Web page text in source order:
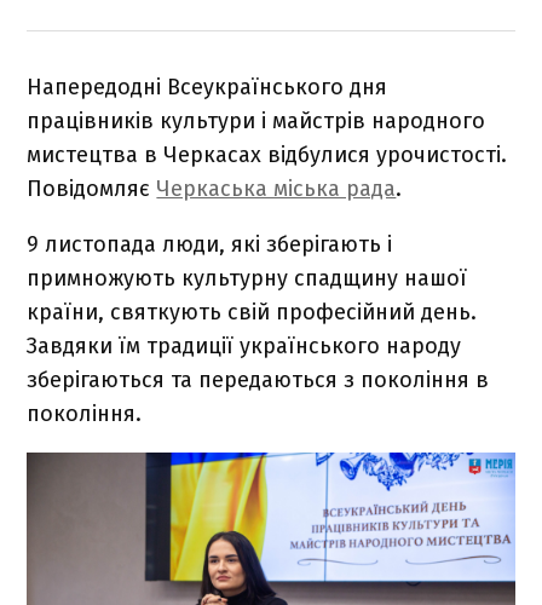
Напередодні Всеукраїнського дня
працівників культури і майстрів народного
мистецтва в Черкасах відбулися урочистості.
Повідомляє Черкаська міська рада.
9 листопада люди, які зберігають і
примножують культурну спадщину нашої
країни, святкують свій професійний день.
Завдяки їм традиції українського народу
зберігаються та передаються з покоління в
покоління.